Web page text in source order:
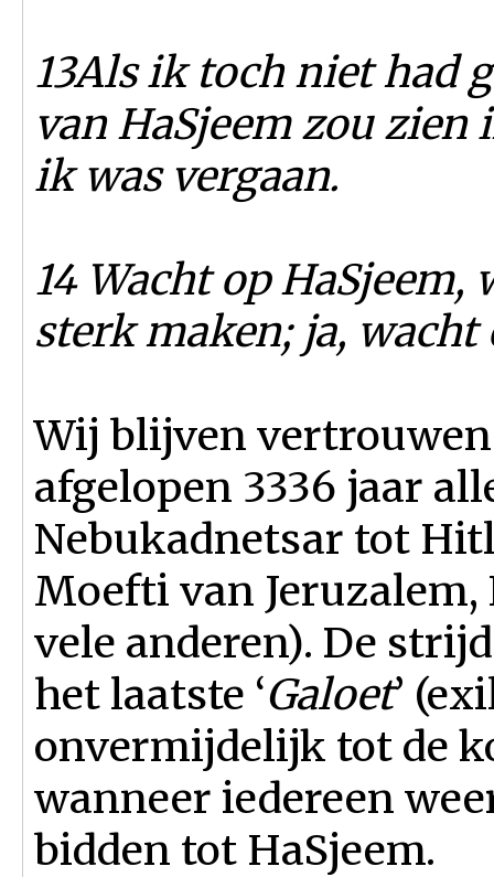
13Als ik toch niet had
van HaSjeem zou
ik was vergaan.
14 Wacht op
sterk maken; ja, wacht
Wij blijven vertrouwen
afgelopen 3336 jaar
Nebukadnetsar tot
Moefti van Jeruzalem,
vele anderen). De
het laatste ‘Galoet’
onvermijdelijk tot de
wanneer iedereen
bidden tot HaSjeem.